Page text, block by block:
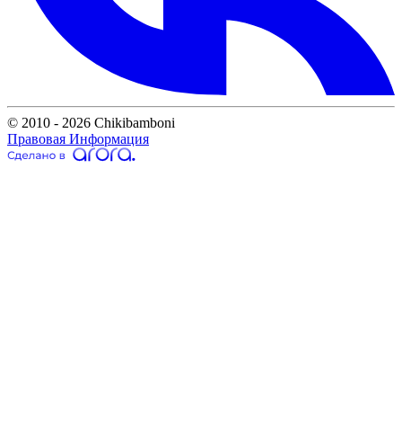
© 2010 - 2026 Chikibamboni
Правовая Информация